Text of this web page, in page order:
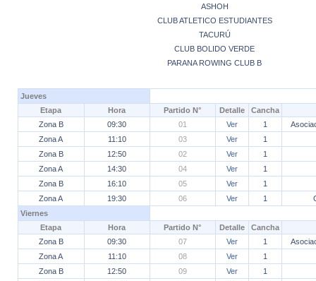
ASHOH
CLUB ATLETICO ESTUDIANTES
TACURÚ
CLUB BOLIDO VERDE
PARANA ROWING CLUB B
Jueves
Etapa
Hora Partido N° Detalle
Cancha
Zona B
09:30 01 Ver 1
Zona A
11:10 03 Ver
1
Zona B
12:50 02 Ver
1
Zona A
14:30 04 Ver 1
Zona B
16:10 05 Ver
1
Zona A
19:30 06 Ver 1
Viernes
Etapa
Hora Partido N° Detalle
Cancha
Zona B
09:30 07 Ver 1
Zona A
11:10 08 Ver
1
Zona B
12:50 09 Ver
1